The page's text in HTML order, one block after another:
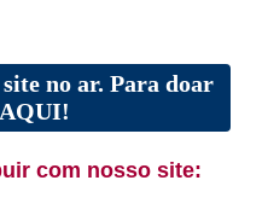
no ar. Para doar
com nosso site: